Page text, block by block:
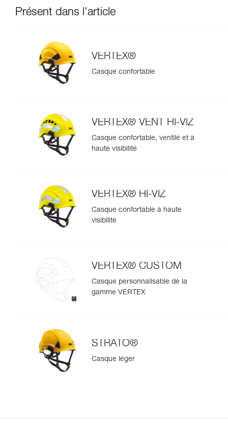
Présent dans l'article
VERTEX®
Casque confortable
VERTEX® VENT HI-VIZ
Casque confortable, ventilé et à
haute visibilité
VERTEX® HI-VIZ
Casque confortable à haute
visibilité
VERTEX® CUSTOM
Casque personnalisable de la
gamme VERTEX
STRATO®
Casque léger